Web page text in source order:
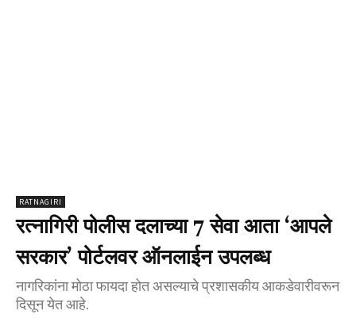
RATNAGIRI
रत्नागिरी पोलीस दलाच्या 7 सेवा आता ‘आपले
सरकार’ पोर्टलवर ऑनलाईन उपलब्ध
नागरिकांना मोठा फायदा होत असल्याचे प्रशासकीय आकडेवारीवरून
दिसून येत आहे.